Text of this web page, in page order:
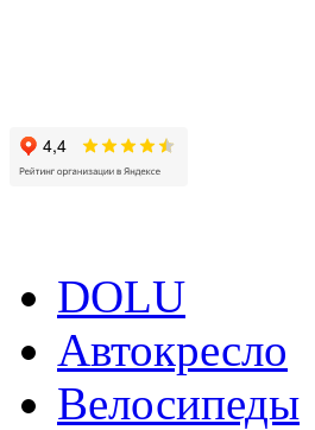
DOLU
Автокресло
Велосипеды